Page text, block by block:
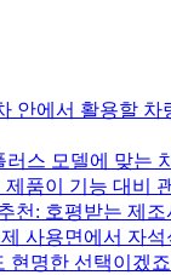
에서 활용할
스 모델에 맞는
품이 기능 대
: 호평받는 제
사용면에서 자
명한 선택이겠